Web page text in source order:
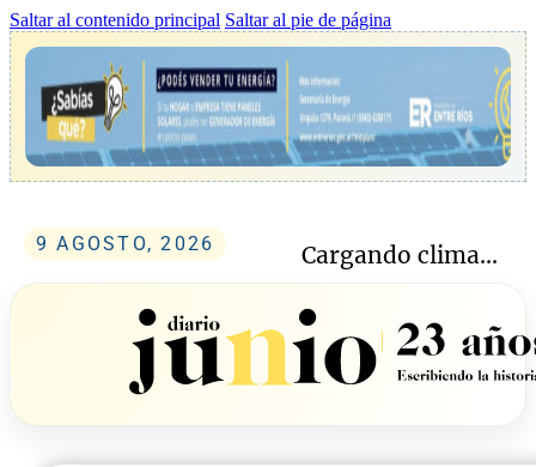
Saltar al contenido principal Saltar al pie de página
9 AGOSTO, 2026 Cargando clima...